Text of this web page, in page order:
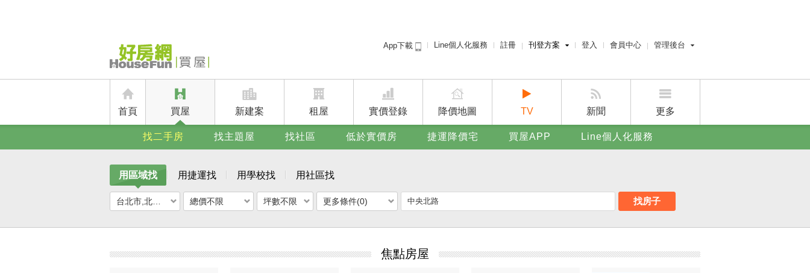
App下載 Line個人化服務 註冊 刊登方案
賣屋刊登
廣告刊登
登入 會員中心 管理後台
屋主管理後台
首頁 買屋 新建案 租屋 實價登錄 降價地圖 TV 新聞 更多
賣屋刊登
找二手房 找主題屋 找社區 低於實價房 捷運降價宅 買屋APP Line個人化服務
用區域找 用捷運找 用學校找 用社區找
總價不限 坪數不限 更多條件(0) 找房子
焦點房屋